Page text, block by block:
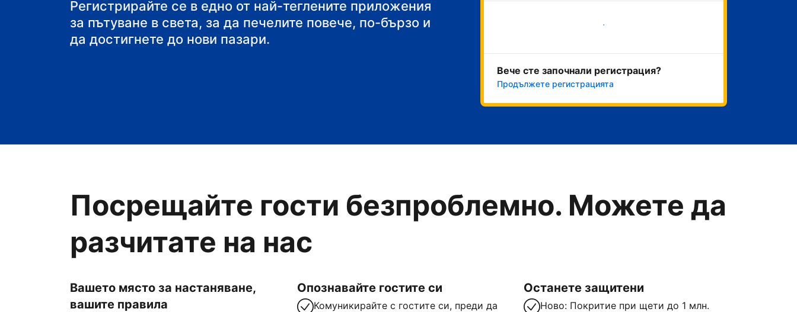
Регистрирайте се в едно от най-теглените приложения
за пътуване в света, за да печелите повече, по-бързо и
да достигнете до нови пазари.
Начало
Вече сте започнали регистрация?
Продължете регистрацията
Посрещайте гости безпроблемно. Можете да
разчитате на нас
Вашето място за настаняване,
вашите правила
Опознавайте гостите си
Комуникирайте с гостите си, преди да
Останете защитени
Ново: Покритие при щети до 1 млн.